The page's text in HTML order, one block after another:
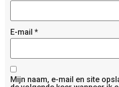
E-mail *
Mijn naam, e-mail en site